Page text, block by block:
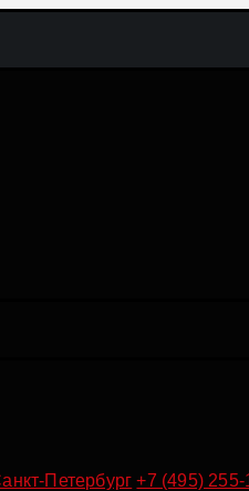
Петербург +7 (495) 255-